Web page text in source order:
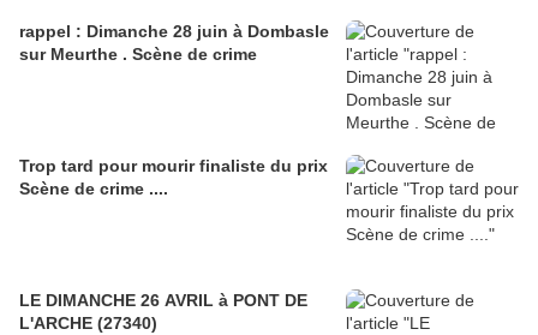
rappel : Dimanche 28 juin à Dombasle
sur Meurthe . Scène de crime
Trop tard pour mourir finaliste du prix
Scène de crime ....
LE DIMANCHE 26 AVRIL à PONT DE
L'ARCHE (27340)